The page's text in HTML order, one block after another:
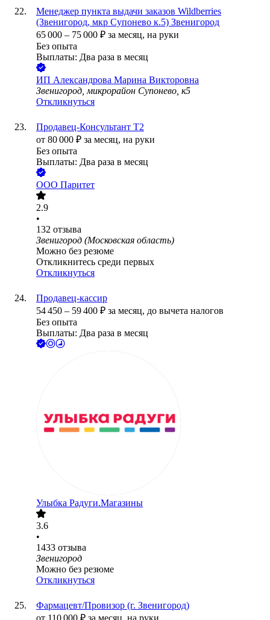
Менеджер пункта выдачи заказов Wildberries
(Звенигород, мкр Супонево к.5) Звенигород
65 000 – 75 000 ₽ за месяц, на руки
Без опыта
Выплаты: Два раза в месяц
ИП Александрова Марина Викторовна
Звенигород, микрорайон Супонево, к5
Откликнуться
Продавец-Консультант T2
от 80 000 ₽ за месяц, на руки
Без опыта
Выплаты: Два раза в месяц
ООО Паритет
2.9
•
132 отзыва
Звенигород (Московская область)
Можно без резюме
Откликнитесь среди первых
Откликнуться
Продавец-кассир
54 450 – 59 400 ₽ за месяц, до вычета налогов
Без опыта
Выплаты: Два раза в месяц
Улыбка Радуги.Магазины
3.6
•
1433 отзыва
Звенигород
Можно без резюме
Откликнуться
Фармацевт/Провизор (г. Звенигород)